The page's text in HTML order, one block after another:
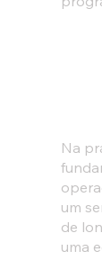
Na
um
de
uma